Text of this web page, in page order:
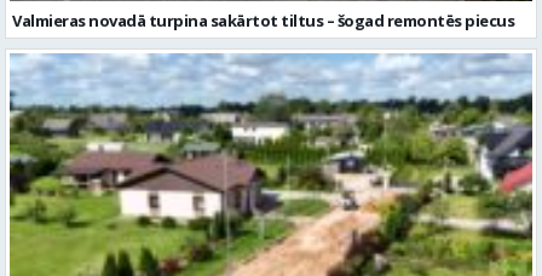
Valmieras novadā turpina sakārtot tiltus – šogad remontēs piecus